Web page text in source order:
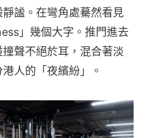
謐。在彎角處驀然看見
」幾個大字。推門進去
聲不絕於耳，混合著淡
人的「夜繽紛」。